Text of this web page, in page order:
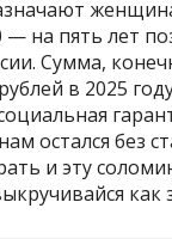
на пять лет
Сумма,
в 2025
остался без
и эту
как